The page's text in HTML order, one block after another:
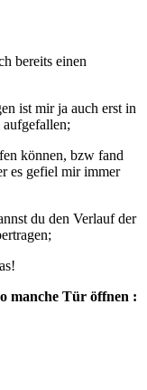
bereits einen
ist mir ja auch erst in
aufgefallen;
können, bzw fand
es gefiel mir immer
du den Verlauf der
manche Tür öffnen :